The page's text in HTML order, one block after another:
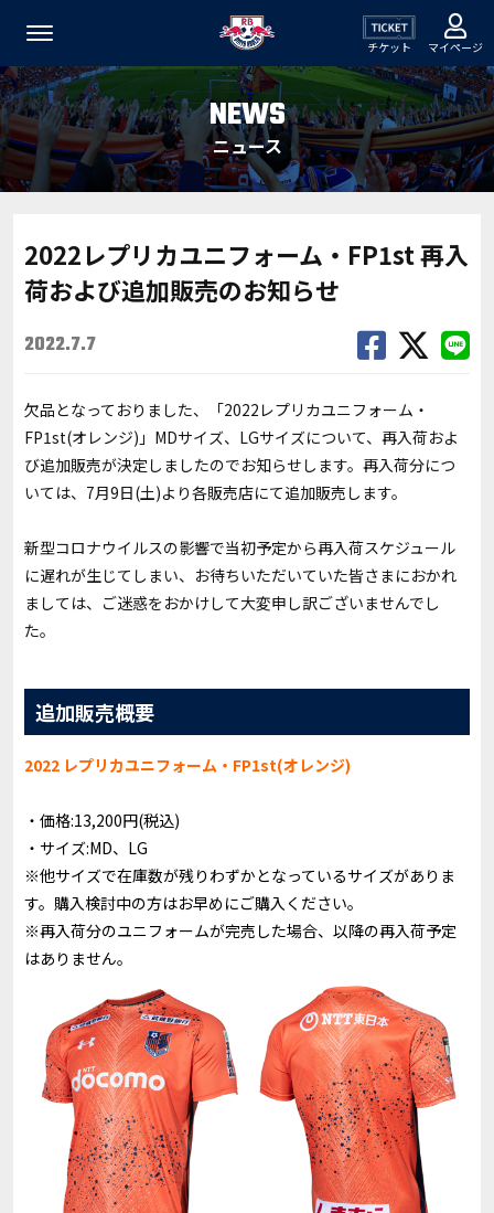
チケット マイページ
NEWS
ニュース
2022レプリカユニフォーム・FP1st 再入
荷および追加販売のお知らせ
2022.7.7
欠品となっておりました、「2022レプリカユニフォーム・
FP1st(オレンジ)」MDサイズ、LGサイズについて、再入荷およ
び追加販売が決定しましたのでお知らせします。再入荷分につ
いては、7月9日(土)より各販売店にて追加販売します。
新型コロナウイルスの影響で当初予定から再入荷スケジュール
に遅れが生じてしまい、お待ちいただいていた皆さまにおかれ
ましては、ご迷惑をおかけして大変申し訳ございませんでし
た。
追加販売概要
2022 レプリカユニフォーム・FP1st(オレンジ)
・価格:13,200円(税込)
・サイズ:MD、LG
※他サイズで在庫数が残りわずかとなっているサイズがありま
す。購入検討中の方はお早めにご購入ください。
※再入荷分のユニフォームが完売した場合、以降の再入荷予定
はありません。